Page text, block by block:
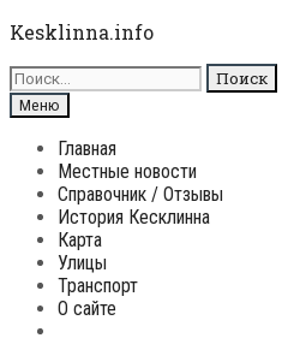
Перейти
содержимому
Kesklinna.info
Поиск
для:
Поиск
Меню
Главная
Местные новости
Справочник / Отзывы
История Кесклинна
Карта
Улицы
Транспорт
О сайте